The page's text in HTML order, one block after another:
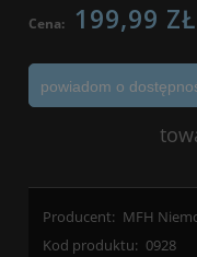
Cena: 199,99 ZŁ
powiadom o
Producent: MFH
Kod produktu: 0928